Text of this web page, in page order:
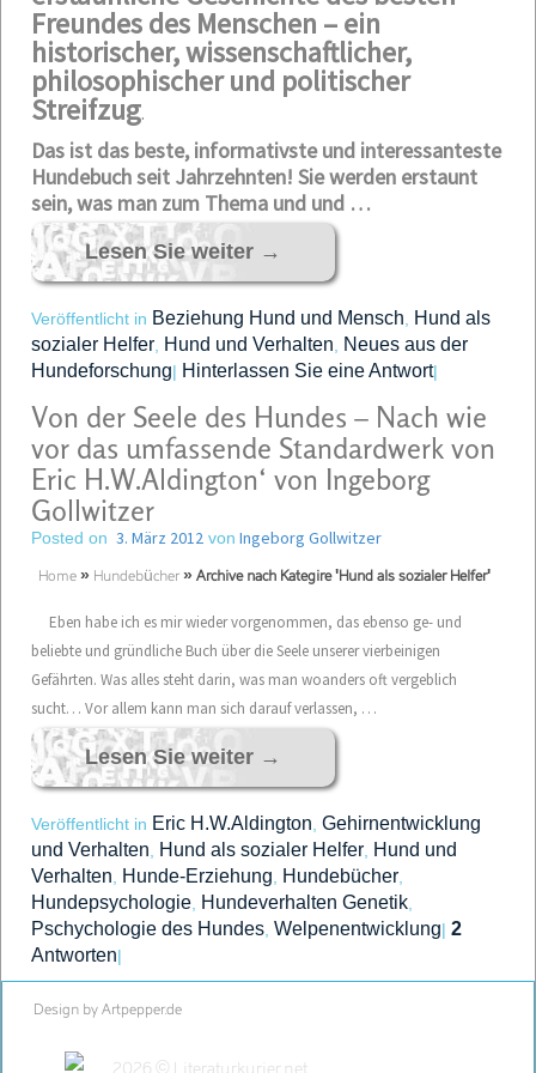
Freundes des Menschen – ein
historischer, wissenschaftlicher,
philosophischer und politischer
Streifzug.
Das ist das beste, informativste und interessanteste
Hundebuch seit Jahrzehnten! Sie werden erstaunt
sein, was man zum Thema und und …
Lesen Sie weiter →
Veröffentlicht in Beziehung Hund und Mensch
Hund als
sozialer Helfer Hund und Verhalten
Neues aus der
Hundeforschung| Hinterlassen Sie eine Antwort|
Von der Seele des Hundes – Nach wie
vor das umfassende Standardwerk von
Eric H.W.Aldington‘ von Ingeborg
Gollwitzer
Posted on 3. März 2012 von Ingeborg Gollwitzer
Home » Hundebücher » Archive nach Kategire 'Hund als sozialer Helfer'
Eben habe ich es mir wieder vorgenommen, das ebenso ge- und
beliebte und gründliche Buch über die Seele unserer vierbeinigen
Gefährten. Was alles steht darin, was man woanders oft vergeblich
sucht… Vor allem kann man sich darauf verlassen, …
Lesen Sie weiter →
Veröffentlicht in Eric H.W.Aldington Gehirnentwicklung
und Verhalten
Hund als sozialer Helfer Hund und
Verhalten
Hunde-Erziehung Hundebücher
Hundepsychologie Hundeverhalten Genetik
Pschychologie des Hundes Welpenentwicklung| 2
Antworten|
Design by Artpepper.de